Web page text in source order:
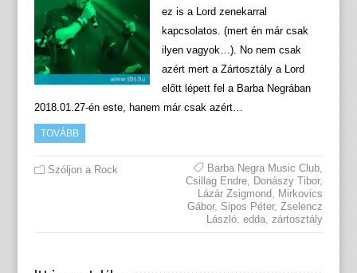
ez is a Lord zenekarral
kapcsolatos. (mert én már csak
ilyen vagyok…). No nem csak
azért mert a Zártosztály a Lord
előtt lépett fel a Barba Negrában
2018.01.27-én este, hanem már csak azért…
TOVÁBB
Szóljon a Rock Barba Negra Music Club,
Csillag Endre, Donászy Tibor,
Lázár Zsigmond, Mirkovics
Gábor, Sipos Péter,Zselencz
László,edda,zártosztály